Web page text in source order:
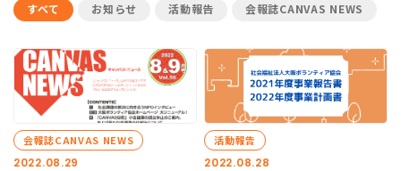
すべて お知らせ 活動報告 会報誌CANVAS NEWS
2022.08.29
会報誌CANVAS NEWS
2022.08.28
活動報告